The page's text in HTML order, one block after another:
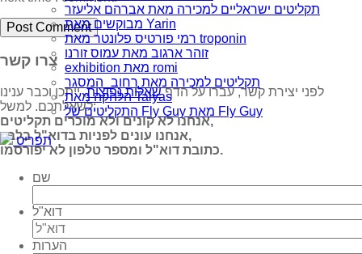
תקליטים ישראליים למכירה מאת אברהם אליעזר
מבוקשים מאת Yarin
רמי פורטיס פלונטר מאת troponin
זוהר ארגוב מאת עמוס זורנו
exhibition מאת romi
תקליטים למכירה מאת רחוב_המסגר
הלהקה מאת Talyas
התקליטים של Fly Guy מאת Fly Guy
תפריט
צרו קשר
לפני יצירת קשר, עברו על הדףשאלות נפוצות, ייתכן וכבר ענינו
לשאלתכם. למשל:
אנחנו לא קונים ולא מוכרים תקליטים,
אנחנו עונים לפניות בדוא"ל בלבד,
כתובת דוא"ל ומספר טלפון לא יפורסמו.
שם
דוא"ל
הערות